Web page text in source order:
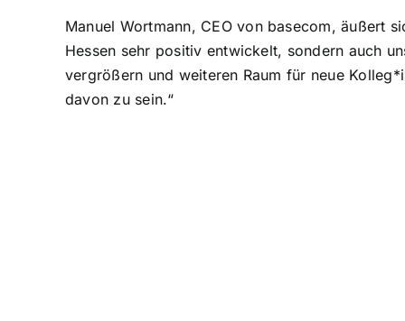
Manuel Wortmann, CEO von basecom, äußert
Hessen sehr positiv entwickelt, sondern auch
vergrößern und weiteren Raum für neue
davon zu sein.“